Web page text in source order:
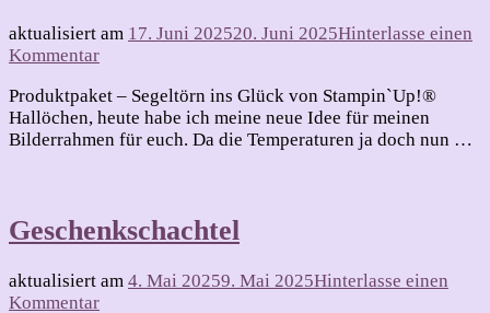
aktualisiert am 17. Juni 202520. Juni 2025Hinterlasse einen
Kommentarzu
–
Neue
Dekoration
Produktpaket – Segeltörn ins Glück von Stampin`Up!®
Hallöchen, heute habe ich meine neue Idee für meinen
Bilderrahmen für euch. Da die Temperaturen ja doch nun …
Geschenkschachtel
aktualisiert am 4. Mai 20259. Mai 2025Hinterlasse einen
Kommentarzu